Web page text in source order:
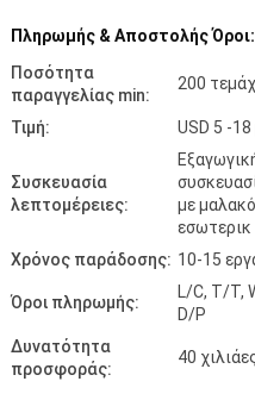
Πληρωμής & Αποστολής Όροι:
Ποσότητα
παραγγελίας min:
200
Τιμή: USD 5 -
Συσκευασία
λεπτομέρειες:
με
εσωτερικ
Χρόνος παράδοσης: 10-15
Όροι πληρωμής:
L/C, T/T,
D/P
Δυνατότητα
προσφοράς:
40